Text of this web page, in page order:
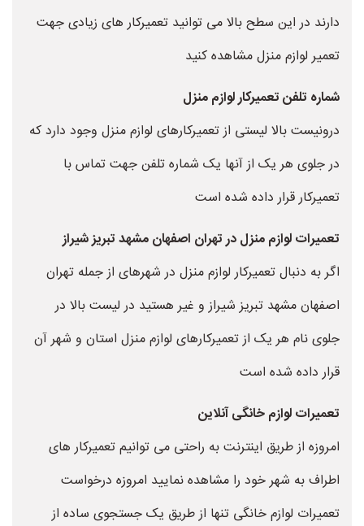
دارند در این سطح بالا می توانید تعمیرکار های زیادی جهت
تعمیر لوازم منزل مشاهده کنید
شماره تلفن تعمیرکار لوازم منزل
درونیست بالا لیستی از تعمیرکارهای لوازم منزل وجود دارد که
در جلوی هر یک از آنها یک شماره تلفن جهت تماس با
تعمیرکار قرار داده شده است
تعمیرات لوازم منزل در تهران اصفهان مشهد تبریز شیراز
اگر به دنبال تعمیرکار لوازم منزل در شهرهای از جمله تهران
اصفهان مشهد تبریز شیراز و غیر هستید در لیست بالا در
جلوی نام هر یک از تعمیرکارهای لوازم منزل استان و شهر آن
قرار داده شده است
تعمیرات لوازم خانگی آنلاین
امروزه از طریق اینترنت به راحتی می توانیم تعمیرکار های
اطراف به شهر خود را مشاهده نمایید امروزه درخواست
تعمیرات لوازم خانگی تنها از طریق یک جستجوی ساده از